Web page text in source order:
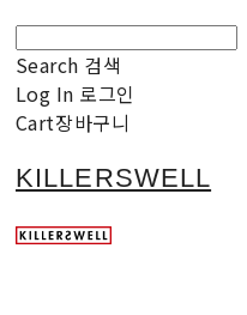
Search 검색
Log In 로그인
Cart장바구니
KILLERSWELL